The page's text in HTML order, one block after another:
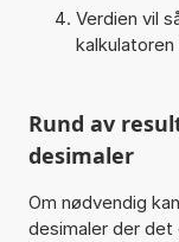
Verdien vil
kalkulatoren
Rund av
desimaler
Om nødvendig
desimaler der det